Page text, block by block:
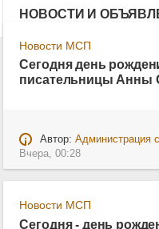
НОВОСТИ И
Новости МСП
Сегодня день
писательницы Анны
Автор: Администрация
Вчера, 00:28
Новости МСП
Сегодня - день